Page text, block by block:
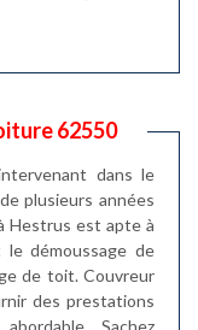
62550
dans le
plusieurs années
Hestrus est apte à
démoussage de
de toit. Couvreur
des prestations
Sachez